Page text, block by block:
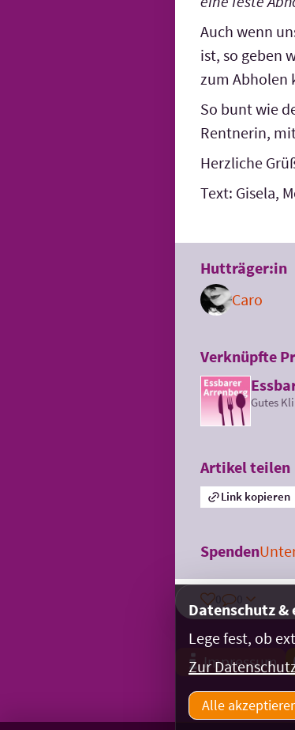
Auch wenn
ist, so geben
zum Abholen
So bunt wie
Rentnerin,
Herzliche
Text: Gisela,
Hutträger:in
Caro
Verknüpfte
Gutes
Artikel teilen
Link kopieren
Spenden
Impressum
Datenschutz
Lege fest, ob
Zur
Alle